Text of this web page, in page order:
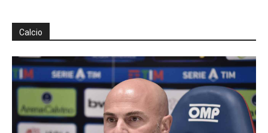
Calcio